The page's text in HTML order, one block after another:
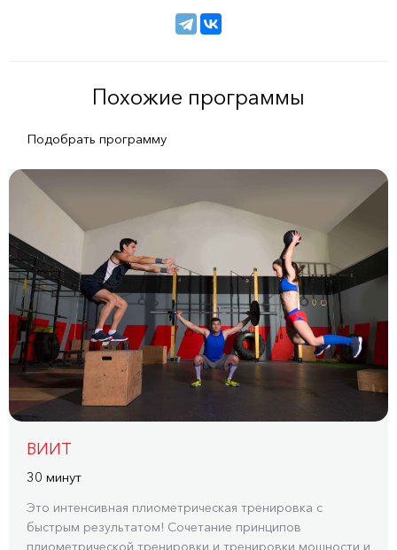
Похожие программы
Подобрать программу
ВИИТ
30 минут
Это интенсивная плиометрическая тренировка с
быстрым результатом! Сочетание принципов